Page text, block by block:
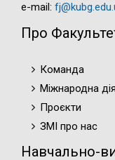
e-mail:
Про
Команда
Міжнародна
Проєкти
ЗМІ про нас
Навчально-